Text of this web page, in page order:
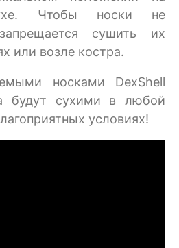
Чтобы носки не
сушить их
или возле костра.
носками DexShell
будут сухими в любой
условиях!